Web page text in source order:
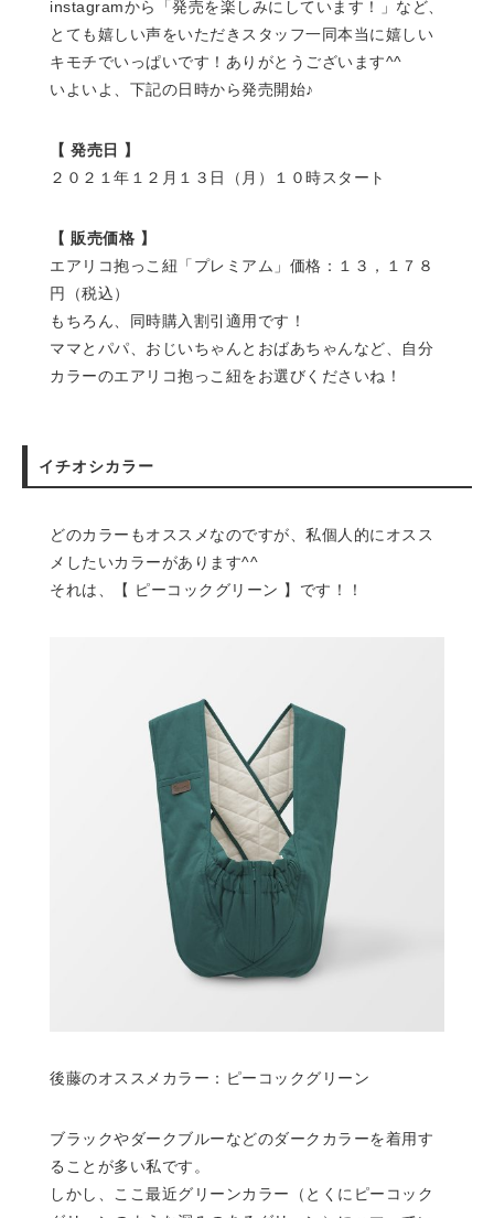
instagramから「発売を楽しみにしています！」など、
とても嬉しい声をいただきスタッフ一同本当に嬉しい
キモチでいっぱいです！ありがとうございます^^
いよいよ、下記の日時から発売開始♪
【 発売日 】
２０２１年１２月１３日（月）１０時スタート
【 販売価格 】
エアリコ抱っこ紐「プレミアム」価格：１３，１７８
円（税込）
もちろん、同時購入割引適用です！
ママとパパ、おじいちゃんとおばあちゃんなど、自分
カラーのエアリコ抱っこ紐をお選びくださいね！
イチオシカラー
どのカラーもオススメなのですが、私個人的にオスス
メしたいカラーがあります^^
それは、【 ピーコックグリーン 】です！！
後藤のオススメカラー：ピーコックグリーン
ブラックやダークブルーなどのダークカラーを着用す
ることが多い私です。
しかし、ここ最近グリーンカラー（とくにピーコック